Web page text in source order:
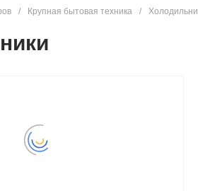
/ Крупная бытовая техника /